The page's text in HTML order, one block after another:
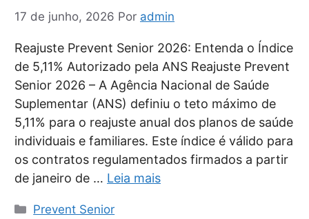
17 de junho, 2026 Por admin
Reajuste Prevent Senior 2026: Entenda o Índice
de 5,11% Autorizado pela ANS Reajuste Prevent
Senior 2026 – A Agência Nacional de Saúde
Suplementar (ANS) definiu o teto máximo de
5,11% para o reajuste anual dos planos de saúde
individuais e familiares. Este índice é válido para
os contratos regulamentados firmados a partir
de janeiro de … Leia mais
Categorias
Prevent Senior